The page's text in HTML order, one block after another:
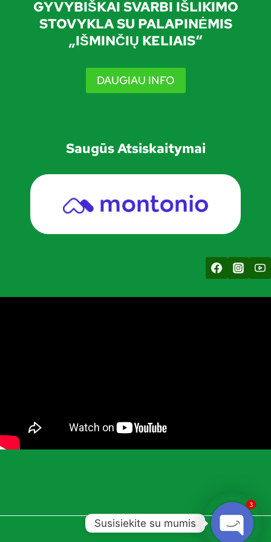
GYVYBIŠKAI SVARBI IŠLIKIMO
STOVYKLA SU PALAPINĖMIS
„IŠMINČIŲ KELIAIS“
DAUGIAU INFO
Saugūs Atsiskaitymai
Susisiekite su mumis
3